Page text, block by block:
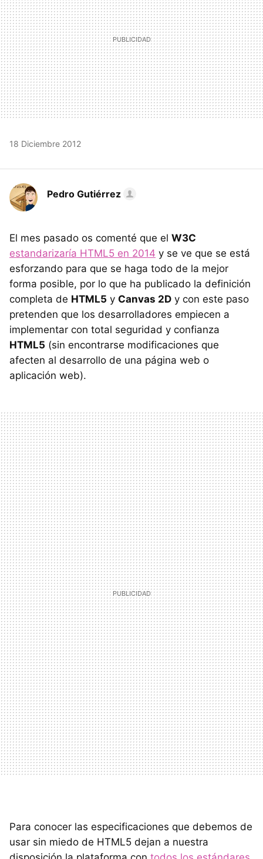
18 Diciembre 2012
Pedro Gutiérrez
El mes pasado os comenté que el W3C
estandarizaría HTML5 en 2014 y se ve que se está
esforzando para que se haga todo de la mejor
forma posible, por lo que ha publicado la definición
completa de HTML5 y Canvas 2D y con este paso
pretenden que los desarrolladores empiecen a
implementar con total seguridad y confianza
HTML5 (sin encontrarse modificaciones que
afecten al desarrollo de una página web o
aplicación web).
Para conocer las especificaciones que debemos de
usar sin miedo de HTML5 dejan a nuestra